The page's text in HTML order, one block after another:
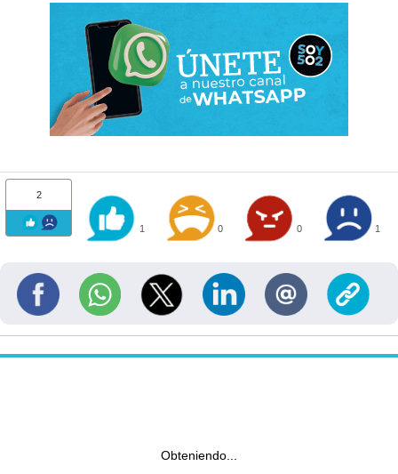
2
1 0 0 1
Obteniendo...